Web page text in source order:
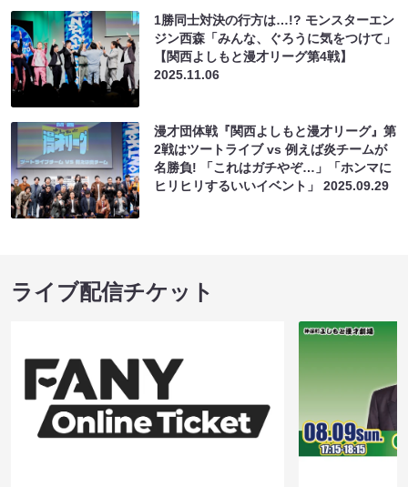
1勝同士対決の行方は…!? モンスターエン
ジン西森「みんな、ぐろうに気をつけて」
【関西よしもと漫才リーグ第4戦】
2025.11.06
漫才団体戦『関西よしもと漫才リーグ』第
2戦はツートライブ vs 例えば炎チームが
名勝負! 「これはガチやぞ…」「ホンマに
ヒリヒリするいいイベント」2025.09.29
ライブ配信チケット